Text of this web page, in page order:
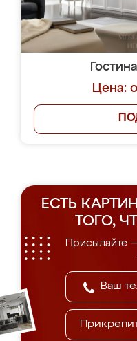
Цена:
ЕСТЬ
ТОГО,
Присылайте